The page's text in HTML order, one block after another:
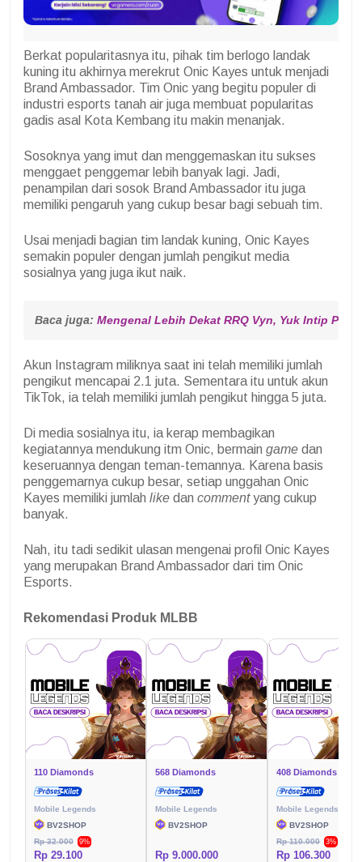
Berkat popularitasnya itu, pihak tim berlogo landak
kuning itu akhirnya merekrut Onic Kayes untuk menjadi
Brand Ambassador. Tim Onic yang begitu populer di
industri esports tanah air juga membuat popularitas
gadis asal Kota Kembang itu makin menanjak.
Sosoknya yang imut dan menggemaskan itu sukses
menggaet penggemar lebih banyak lagi. Jadi,
penampilan dari sosok Brand Ambassador itu juga
memiliki pengaruh yang cukup besar bagi sebuah tim.
Usai menjadi bagian tim landak kuning, Onic Kayes
semakin populer dengan jumlah pengikut media
sosialnya yang juga ikut naik.
Baca juga: Mengenal Lebih Dekat RRQ Vyn, Yuk Intip
Akun Instagram miliknya saat ini telah memiliki jumlah
pengikut mencapai 2.1 juta. Sementara itu untuk akun
TikTok, ia telah memiliki jumlah pengikut hingga 5 juta.
Di media sosialnya itu, ia kerap membagikan
kegiatannya mendukung itm Onic, bermain game dan
keseruannya dengan teman-temannya. Karena basis
penggemarnya cukup besar, setiap unggahan Onic
Kayes memiliki jumlah like dan commentyang cukup
banyak.
Nah, itu tadi sedikit ulasan mengenai profil Onic Kayes
yang merupakan Brand Ambassador dari tim Onic
Esports.
Rekomendasi Produk MLBB
110 Diamonds
Mobile Legends
BV2SHOP
Rp 32.000
9%
Rp 29.100
568 Diamonds
Mobile Legends
BV2SHOP
Rp 9.000.000
408 Diamonds
Mobile Legends
BV2SHOP
Rp 110.000
3%
Rp 106.300